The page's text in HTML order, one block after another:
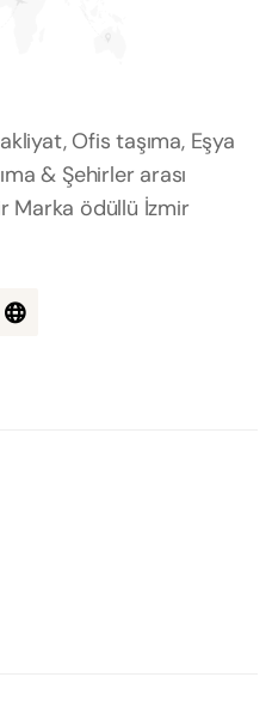
Ofis taşıma, Eşya
& Şehirler arası
Marka ödüllü İzmir